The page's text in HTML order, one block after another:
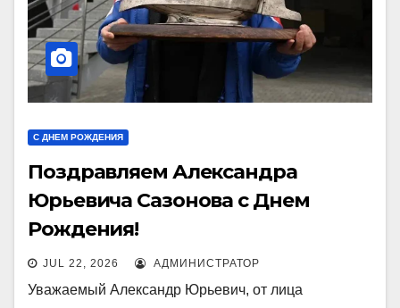
С ДНЕМ РОЖДЕНИЯ
Поздравляем Александра
Юрьевича Сазонова с Днем
Рождения!
JUL 22, 2026 АДМИНИСТРАТОР
Уважаемый Александр Юрьевич, от лица